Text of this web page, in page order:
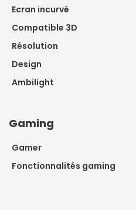
Ecran incurvé
Compatible 3D
Résolution
Design
Ambilight
Gaming
Gamer
Fonctionnalités gaming